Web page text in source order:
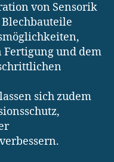
von Sensorik
und dem
sich zudem